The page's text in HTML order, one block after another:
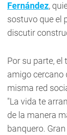
Fernández,
sostuvo que el
discutir
Por su parte,
amigo cercano
misma red
"La vida te
de la manera
banquero.